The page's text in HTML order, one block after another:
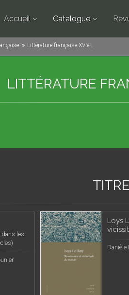
Accueil Catalogue
Littérature française XVIe siècle
LITTÉRATURE
dans les
Loys
Danièle